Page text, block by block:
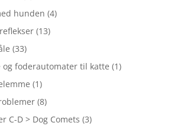
hunden (4)
(13)
(33)
og foderautomater til katte (1)
(1)
(8)
C-D > Dog Comets (3)